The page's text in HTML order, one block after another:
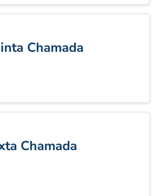
Chamada
Chamada